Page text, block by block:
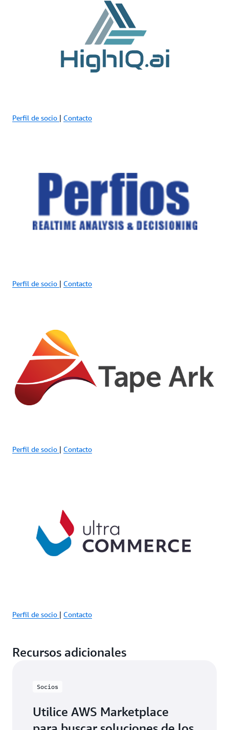
Perfil de socio | Contacto
Perfil de socio | Contacto
Perfil de socio | Contacto
Perfil de socio | Contacto
Recursos adicionales
Socios
Utilice AWS Marketplace